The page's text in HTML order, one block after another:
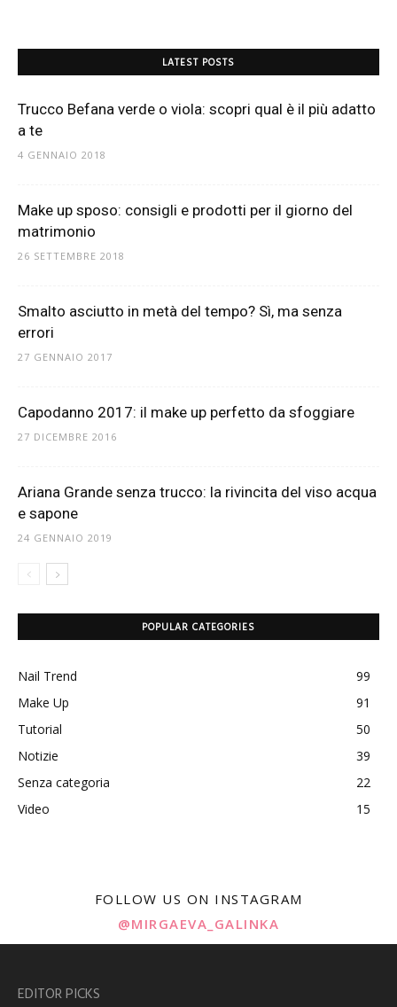
LATEST POSTS
Trucco Befana verde o viola: scopri qual è il più adatto
a te
4 GENNAIO 2018
Make up sposo: consigli e prodotti per il giorno del
matrimonio
26 SETTEMBRE 2018
Smalto asciutto in metà del tempo? Sì, ma senza
errori
27 GENNAIO 2017
Capodanno 2017: il make up perfetto da sfoggiare
27 DICEMBRE 2016
Ariana Grande senza trucco: la rivincita del viso acqua
e sapone
24 GENNAIO 2019
POPULAR CATEGORIES
Nail Trend
99
Make Up
91
Tutorial
50
Notizie
39
Senza categoria
22
Video
15
FOLLOW US ON INSTAGRAM
@MIRGAEVA_GALINKA
EDITOR PICKS